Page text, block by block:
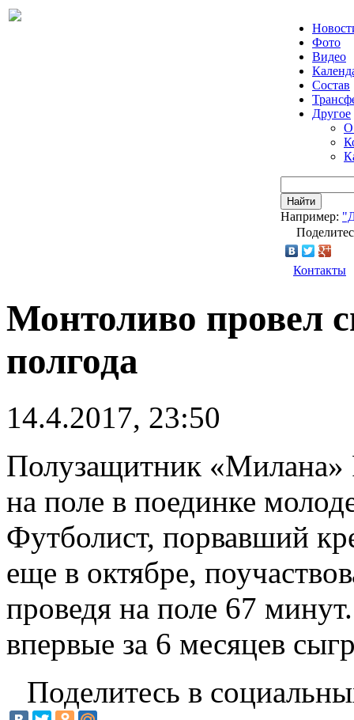
Фото
Видео
Состав
Другое
О
Найти
Например:
Контакты
Монтоливо провел
полгода
14.4.2017, 23:50
Полузащитник «Милана»
на поле в поединке
Футболист, порвавший
еще в октябре,
проведя на поле 67
впервые за 6 месяцев
Поделитесь в